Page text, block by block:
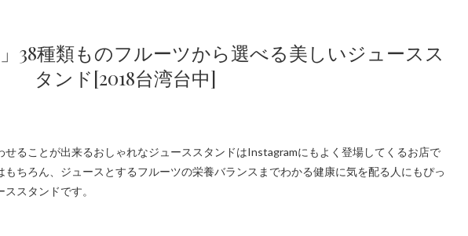
」38種類ものフルーツから選べる美しいジュースス
タンド[2018台湾台中]
もちろん、ジュースとするフルーツの栄養バランスまでわかる健康に気を配る人にもぴっ
スタンドです。